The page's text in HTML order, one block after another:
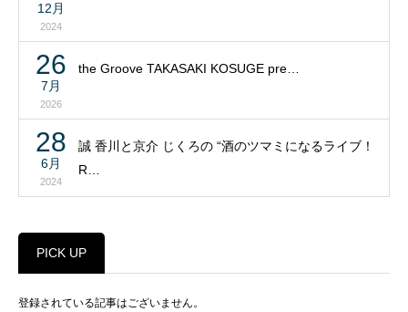
12月
2024
26
7月
2026
the Groove TAKASAKI KOSUGE pre…
28
6月
2024
誠 香川と京介 じくろの “酒のツマミになるライブ！
R…
PICK UP
登録されている記事はございません。